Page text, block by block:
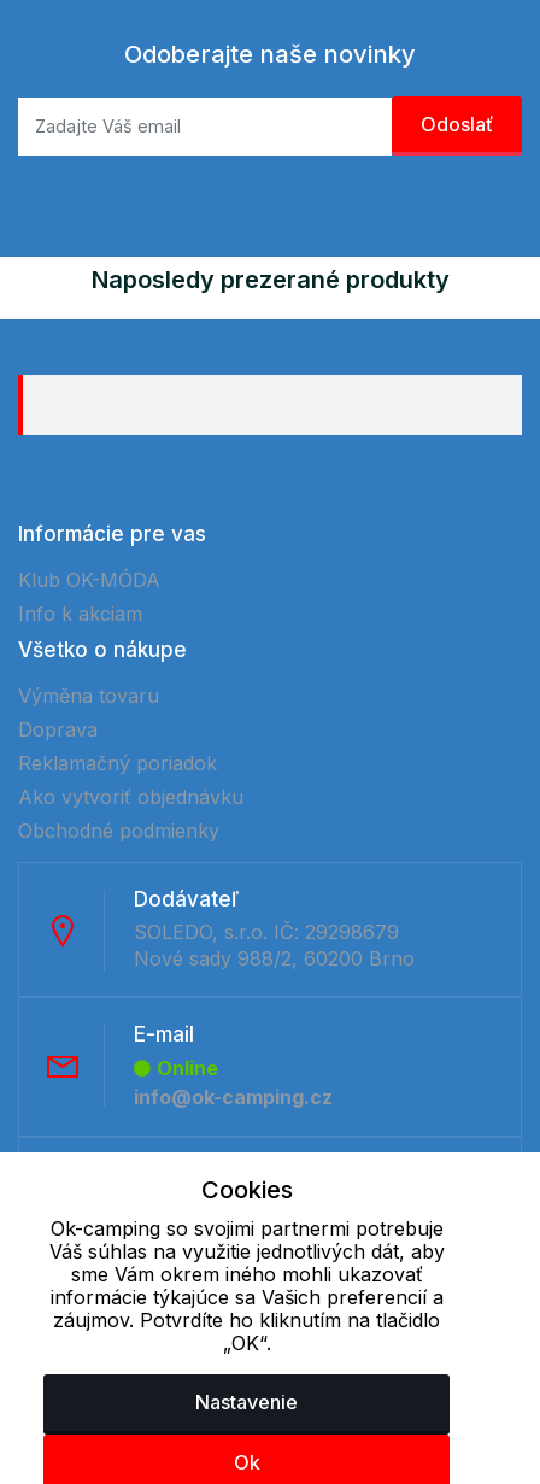
Odoberajte naše novinky
Naposledy prezerané produkty
Informácie pre vas
Klub OK-MÓDA
Info k akciam
Všetko o nákupe
Výměna tovaru
Doprava
Reklamačný poriadok
Ako vytvoriť objednávku
Obchodné podmienky
Dodávateľ
SOLEDO, s.r.o. IČ: 29298679
Nové sady 988/2, 60200 Brno
E-mail
Online
info@ok-camping.cz
+421 277 270 091
Cookie - podrobné nastavenie| Ďalšie informácie|Spracovanie
osobných údajov
Cookies
Ok-camping so svojimi partnermi potrebuje
Váš súhlas na využitie jednotlivých dát, aby
sme Vám okrem iného mohli ukazovať
informácie týkajúce sa Vašich preferencií a
záujmov. Potvrdíte ho kliknutím na tlačidlo
„OK“.
Nastavenie
Ok